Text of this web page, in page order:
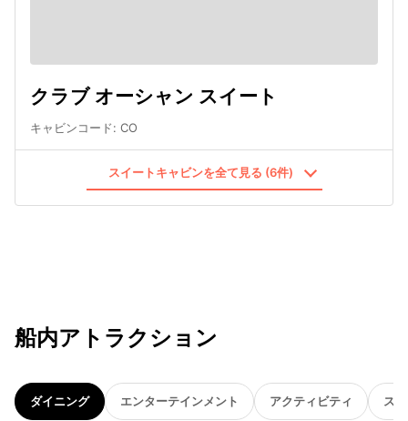
クラブ オーシャン スイート
キャビンコード: CO
スイートキャビンを全て見る (6件)
船内アトラクション
ダイニング エンターテインメント アクティビティ ス